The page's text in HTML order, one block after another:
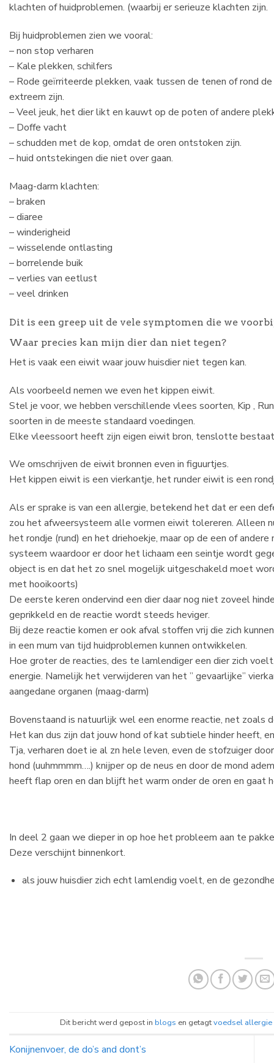
klachten of huidproblemen. (waarbij er serieuze klachten zijn.
Bij huidproblemen zien we vooral:
– non stop verharen
– Kale plekken, schilfers
– Rode geïrriteerde plekken, vaak tussen de tenen of rond
extreem zijn.
– Veel jeuk, het dier likt en kauwt op de poten of andere
– Doffe vacht
– schudden met de kop, omdat de oren ontstoken zijn.
– huid ontstekingen die niet over gaan.
Maag-darm klachten:
– braken
– diaree
– winderigheid
– wisselende ontlasting
– borrelende buik
– verlies van eetlust
– veel drinken
Dit is een greep uit de vele symptomen die we
Waar precies kan mijn dier dan niet tegen?
Het is vaak een eiwit waar jouw huisdier niet tegen kan.
Als voorbeeld nemen we even het kippen eiwit.
Stel je voor, we hebben verschillende vlees soorten, Kip ,
soorten in de meeste standaard voedingen.
Elke vleessoort heeft zijn eigen eiwit bron, tenslotte
We omschrijven de eiwit bronnen even in figuurtjes.
Het kippen eiwit is een vierkantje, het runder eiwit is een
Als er sprake is van een allergie, betekend het dat er een
zou het afweersysteem alle vormen eiwit tolereren. Alleen
het rondje (rund) en het driehoekje, maar op de een of
systeem waardoor er door het lichaam een seintje wordt
object is en dat het zo snel mogelijk uitgeschakeld moet
met hooikoorts)
De eerste keren ondervind een dier daar nog niet zoveel
geprikkeld en de reactie wordt steeds heviger.
Bij deze reactie komen er ook afval stoffen vrij die zich
in een mum van tijd huidproblemen kunnen ontwikkelen.
Hoe groter de reacties, des te lamlendiger een dier zich
energie. Namelijk het verwijderen van het ” gevaarlijke”
aangedane organen (maag-darm)
Bovenstaand is natuurlijk wel een enorme reactie, net zoals
Het kan dus zijn dat jouw hond of kat subtiele hinder heeft,
Tja, verharen doet ie al zn hele leven, even de stofzuiger
hond (uuhmmmm….) knijper op de neus en door de mond
heeft flap oren en dan blijft het warm onder de oren en gaat
In deel 2 gaan we dieper in op hoe het probleem aan te
Deze verschijnt binnenkort.
als jouw huisdier zich echt lamlendig voelt, en de
Dit bericht werd gepost in blogs en getagtvoedsel allergie
Konijnenvoer, de do’s and dont’s